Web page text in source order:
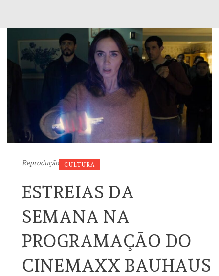
Reprodução CULTURA
ESTREIAS DA
SEMANA NA
PROGRAMAÇÃO DO
CINEMAXX BAUHAUS